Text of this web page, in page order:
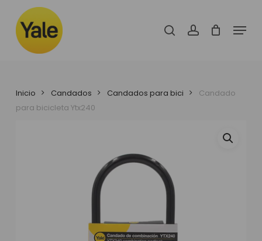
main
content
search account Menu
Inicio Candados Candados para bici
Candado
para bicicleta Ytx240